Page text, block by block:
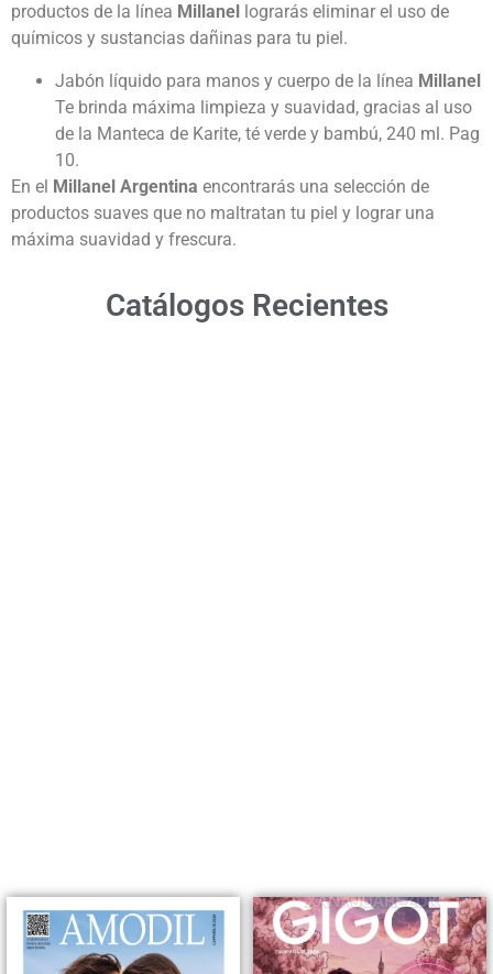
productos de la línea Millanel
lograrás eliminar el uso de
químicos y sustancias dañinas para tu piel.
Jabón líquido para manos y cuerpo de la línea Millanel
Te brinda máxima limpieza y suavidad, gracias al uso
de la Manteca de Karite, té verde y bambú, 240 ml. Pag
10.
En el Millanel Argentina encontrarás una selección de
productos suaves que no maltratan tu piel y lograr una
máxima suavidad y frescura.
Catálogos Recientes